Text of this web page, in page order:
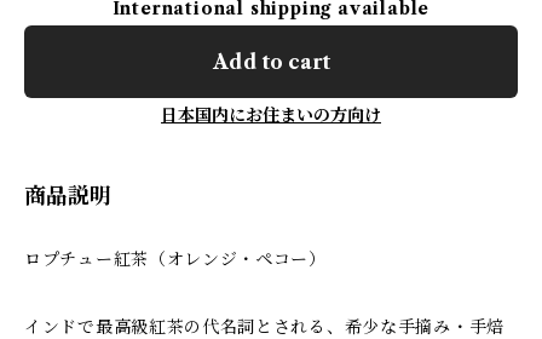
International shipping available
Add to cart
日本国内にお住まいの方向け
商品説明
ロプチュー紅茶（オレンジ・ペコー）
インドで最高級紅茶の代名詞とされる、希少な手摘み・手焙